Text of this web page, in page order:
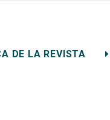
DE LA REVISTA